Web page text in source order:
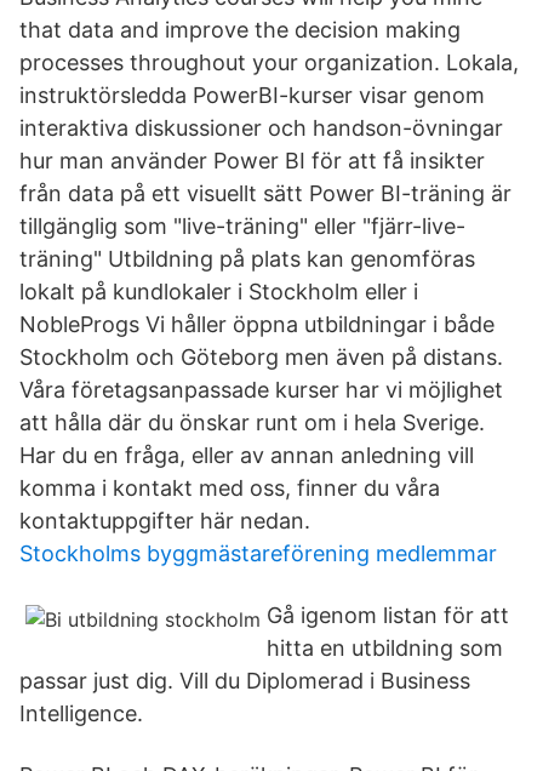
that data and improve the decision making
processes throughout your organization. Lokala,
instruktörsledda PowerBI-kurser visar genom
interaktiva diskussioner och handson-övningar
hur man använder Power BI för att få insikter
från data på ett visuellt sätt Power BI-träning är
tillgänglig som "live-träning" eller "fjärr-live-
träning" Utbildning på plats kan genomföras
lokalt på kundlokaler i Stockholm eller i
NobleProgs Vi håller öppna utbildningar i både
Stockholm och Göteborg men även på distans.
Våra företagsanpassade kurser har vi möjlighet
att hålla där du önskar runt om i hela Sverige.
Har du en fråga, eller av annan anledning vill
komma i kontakt med oss, finner du våra
kontaktuppgifter här nedan.
Stockholms byggmästareförening medlemmar
Gå igenom listan för att
hitta en utbildning som
passar just dig. Vill du Diplomerad i Business
Intelligence.